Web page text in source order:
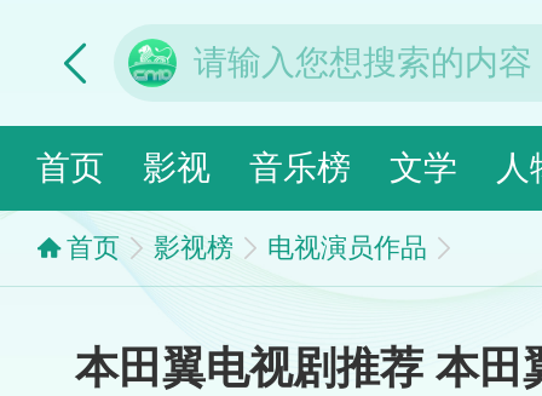
首页 影视 音乐榜 文学 人
首页 影视榜 电视演员作品
本田翼电视剧推荐 本田